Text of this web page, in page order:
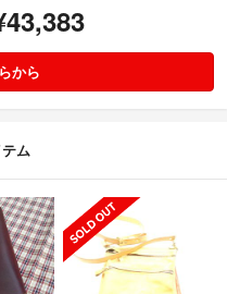
から
ム